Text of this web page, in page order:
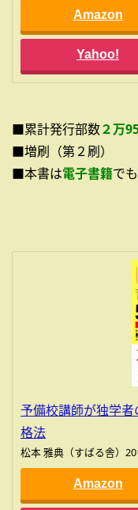
Amazon
Yahoo!
■累計発行部数２万
■増刷（第２刷）
■本書は電子書籍で
予備校講師が独学
格法
松本 雅典（すばる舎）
Amazon